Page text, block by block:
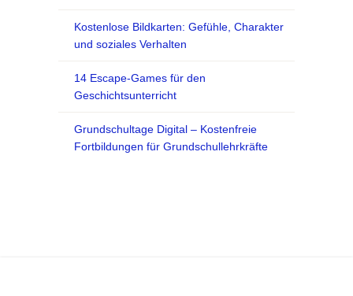
Kostenlose Bildkarten: Gefühle, Charakter
und soziales Verhalten
14 Escape-Games für den
Geschichtsunterricht
Grundschultage Digital – Kostenfreie
Fortbildungen für Grundschullehrkräfte